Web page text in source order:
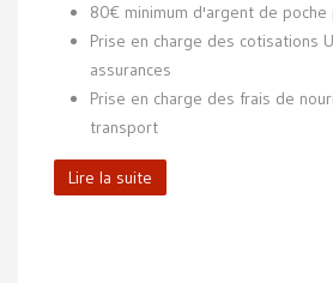
80€ minimum d'argent de poche
Prise en charge des cotisations
assurances
Prise en charge des frais de
transport
Lire la suite